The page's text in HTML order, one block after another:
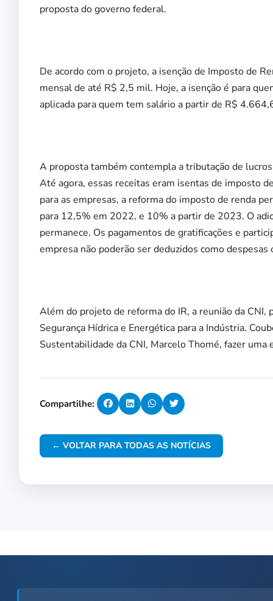
proposta do governo federal.
De acordo com o projeto, a isenção de Imposto de
mensal de até R$ 2,5 mil. Hoje, a isenção é para
aplicada para quem tem salário a partir de R$
A proposta também contempla a tributação de
Até agora, essas receitas eram isentas de imposto
para as empresas, a reforma do imposto de renda
para 12,5% em 2022, e 10% a partir de 2023. O
permanece. Os pagamentos de gratificações e
empresa não poderão ser deduzidos como despesas
Além do projeto de reforma do IR, a reunião da
Segurança Hídrica e Energética para a Indústria.
Sustentabilidade da CNI, Marcelo Thomé, fazer uma
Compartilhe:
← VOLTAR PARA TODAS AS NOTÍCIAS